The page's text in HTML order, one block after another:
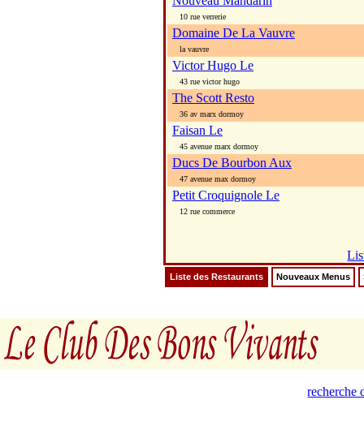
10 rue verrerie
Domaine De La Vauvre
la vauvre
Victor Hugo Le
43 rue victor hugo
The Scott Resto
36 av marx dormoy
Faisan Le
45 avenue marx dormoy
Ducs De Bourbon Aux
47 avenue max dormoy
Petit Croquignole Le
12 rue commerce
Liste des Restaurants Nouveaux Menus
recherche